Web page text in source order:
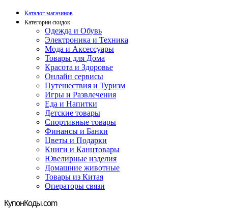
Каталог магазинов
Категории скидок
Одежда и Обувь
Электроника и Техника
Мода и Аксессуары
Товары для Дома
Красота и Здоровье
Онлайн сервисы
Путешествия и Туризм
Игры и Развлечения
Еда и Напитки
Детские товары
Спортивные товары
Финансы и Банки
Цветы и Подарки
Книги и Канцтовары
Ювелирные изделия
Домашние животные
Товары из Китая
Операторы связи
КупонКоды.com